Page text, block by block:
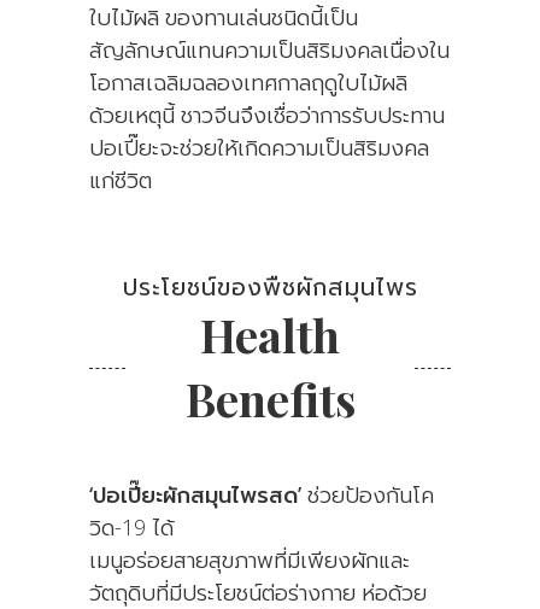
ใบไม้ผลิ ของทานเล่นชนิดนี้เป็น
สัญลักษณ์แทนความเป็นสิริมงคลเนื่องใน
โอกาสเฉลิมฉลองเทศกาลฤดูใบไม้ผลิ
ด้วยเหตุนี้ ชาวจีนจึงเชื่อว่าการรับประทาน
ปอเปี๊ยะจะช่วยให้เกิดความเป็นสิริมงคล
แก่ชีวิต
ประโยชน์ของพืชผักสมุนไพร
Health
Benefits
‘ปอเปี๊ยะผักสมุนไพรสด’ ช่วยป้องกันโค
วิด-19 ได้
เมนูอร่อยสายสุขภาพที่มีเพียงผักและ
วัตถุดิบที่มีประโยชน์ต่อร่างกาย ห่อด้วย